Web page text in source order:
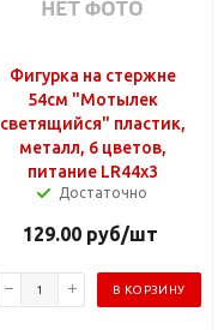
Фигурка на стержне
54см "Мотылек
светящийся" пластик,
металл, 6 цветов,
питание LR44х3
Достаточно
129.00руб/шт
В КОРЗИНУ